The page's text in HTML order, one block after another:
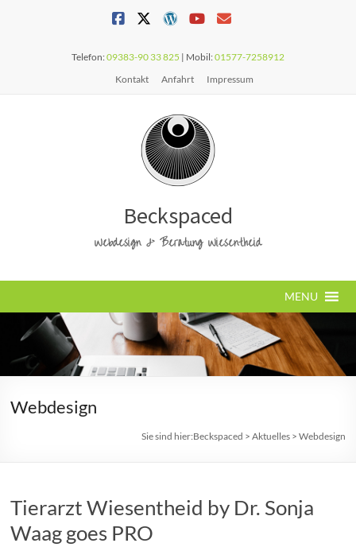
Telefon:09383-90 33 825 | Mobil:01577-7258912
Kontakt
Anfahrt Impressum
Beckspaced
Webdesign & Beratung Wiesentheid
MENU
Webdesign
Sie sind hier:Beckspaced > Aktuelles> Webdesign
Tierarzt Wiesentheid by Dr. Sonja
Waag goes PRO